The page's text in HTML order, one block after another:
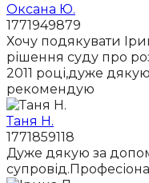
Оксана Ю.
1771949879
Хочу подякувати
рішення суду про
2011 році,дуже
рекомендую
Таня Н.
1771859118
Дуже дякую за